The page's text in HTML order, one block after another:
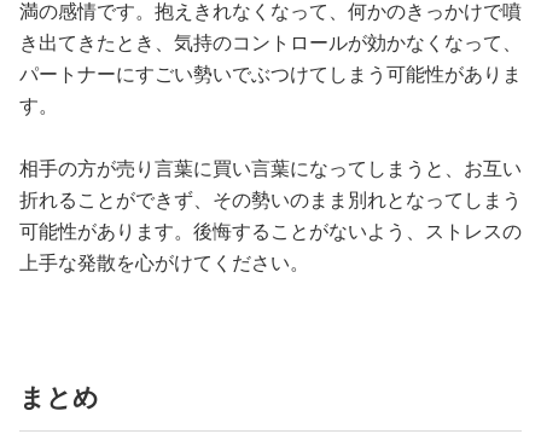
満の感情です。抱えきれなくなって、何かのきっかけで噴
き出てきたとき、気持のコントロールが効かなくなって、
パートナーにすごい勢いでぶつけてしまう可能性がありま
す。
相手の方が売り言葉に買い言葉になってしまうと、お互い
折れることができず、その勢いのまま別れとなってしまう
可能性があります。後悔することがないよう、ストレスの
上手な発散を心がけてください。
まとめ